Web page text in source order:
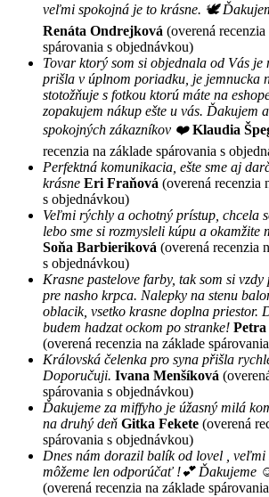
veľmi spokojná je to krásne. 🕊
Renáta Ondrejková (overená
spárovania s objednávkou)
Tovar ktorý som si objednala od Vás je
prišla v úplnom poriadku, je jemnucka
stotožňuje s fotkou ktorú máte na
zopakujem nákup ešte u vás. Ďakujem
spokojných zákazníkov ❤️ Klaudia
recenzia na základe spárovania s
Perfektná komunikacia, ešte sme aj
krásne Eri Fraňová (overená recenzia
s objednávkou)
Veľmi rýchly a ochotný prístup, chcela
lebo sme si rozmysleli kúpu a okamžite
Soňa Barbieriková (overená recenzia
s objednávkou)
Krasne pastelove farby, tak som si
pre nasho krpca. Nalepky na stenu
oblacik, vsetko krasne doplna priestor.
budem hadzat ockom po stranke! Petra
(overená recenzia na základe
Královská čelenka pro syna přišla
Doporučuji. Ivana Menšíková
spárovania s objednávkou)
Ďakujeme za miffyho je úžasný milá
na druhý deň Gitka Fekete (overená
spárovania s objednávkou)
Dnes nám dorazil balík od lovel , veľmi
môžeme len odporúčať !💕 Ďakujeme
(overená recenzia na základe